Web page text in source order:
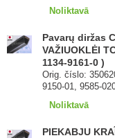
Noliktavā
Pavarų diržas
VAŽIUOKLĖI
1134-9161-0 )
Orig. číslo:
9150-01, 9585-
Noliktavā
PIEKABJU